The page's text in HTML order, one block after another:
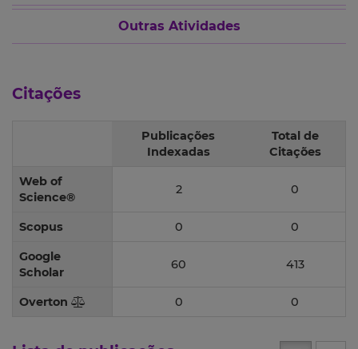
Outras Atividades
Citações
Publicações
Indexadas
Total de
Citações
Web of
Science®
2 0
Scopus 0 0
Google
Scholar
60 413
Overton 0 0